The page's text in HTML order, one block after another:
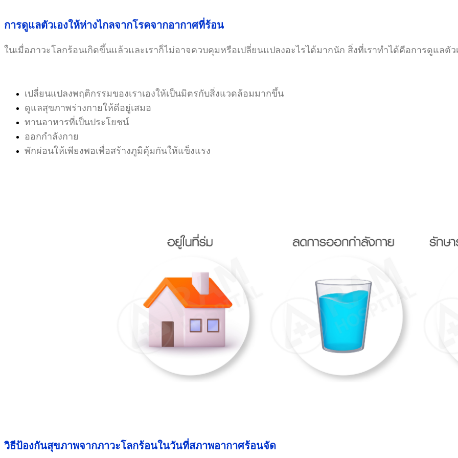
การดูแลตัวเองให้ห่างไกลจากโรคจากอากาศที่ร้อน
ในเมื่อภาวะโลกร้อนเกิดขึ้นแล้วและเราก็ไม่อาจควบคุมหรือเปลี่ยนแปลงอะไรได้มากนัก สิ่งที่เราทำได้คือการดูแลตัว
เปลี่ยนแปลงพฤติกรรมของเราเองให้เป็นมิตรกับสิ่งแวดล้อมมากขึ้น
ดูแลสุขภาพร่างกายให้ดีอยู่เสมอ
ทานอาหารที่เป็นประโยชน์
ออกกำลังกาย
พักผ่อนให้เพียงพอเพื่อสร้างภูมิคุ้มกันให้แข็งแรง
วิธีป้องกันสุขภาพจากภาวะโลกร้อนในวันที่สภาพอากาศร้อนจัด